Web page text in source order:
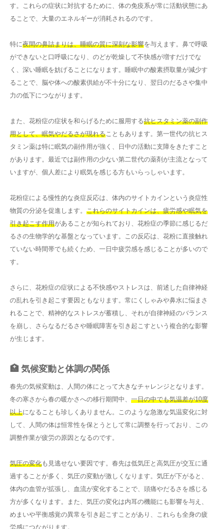
す。これらの症状に対抗するために、体の免疫系が常に活動状態にあ
ることで、大量のエネルギーが消耗されるのです。
特に夜間の鼻詰まりは、睡眠の質に深刻な影響を与えます。鼻で呼吸
ができないと口呼吸になり、のどが乾燥して不快感が増すだけでな
く、深い睡眠を妨げることになります。睡眠中の酸素摂取量が減少す
ることで、脳や体への酸素供給が不十分になり、翌日のだるさや集中
力の低下につながります。
また、花粉症の症状を和らげるために服用する抗ヒスタミン薬の副作
用として、眠気やだるさが現れる こともあります。第一世代の抗ヒス
タミン薬は特に眠気の副作用が強く、日中の活動に支障をきたすこと
があります。最近では副作用の少ない第二世代の薬剤が主流となって
いますが、個人差により眠気を感じる方もいらっしゃいます。
花粉症による慢性的な炎症反応は、体内のサイトカインという炎症性
物質の分泌を促進します。 これらのサイトカインは、疲労感や眠気を
引き起こす作用があることが知られており、花粉症の季節に感じるだ
るさの生物学的な基盤となっています。この反応は、花粉に直接触れ
ていない時間帯でも続くため、一日中疲労感を感じることが多いので
す。
さらに、花粉症の症状による不快感やストレスは、前述した自律神経
の乱れを引き起こす要因ともなります。常にくしゃみや鼻水に悩まさ
れることで、精神的なストレスが蓄積し、それが自律神経のバランス
を崩し、さらなるだるさや睡眠障害を引き起こすという複合的な影響
が生じます。
🏥 気候変動と体調の関係
春先の気候変動は、人間の体にとって大きなチャレンジとなります。
冬の寒さから春の暖かさへの移行期間中、 一日の中でも気温差が10度
以上になることも珍しくありません。このような急激な気温変化に対
して、人間の体は恒常性を保とうとして常に調整を行っており、この
調整作業が疲労の原因となるのです。
気圧の変化も見逃せない要因です。春先は低気圧と高気圧が交互に通
過することが多く、気圧の変動が激しくなります。気圧が下がると、
体内の血管が拡張し、血流が変化することで、頭痛やだるさを感じる
方が多くなります。また、気圧の変化は内耳の機能にも影響を与え、
めまいや平衡感覚の異常を引き起こすことがあり、これらも全身の疲
労感につながります。